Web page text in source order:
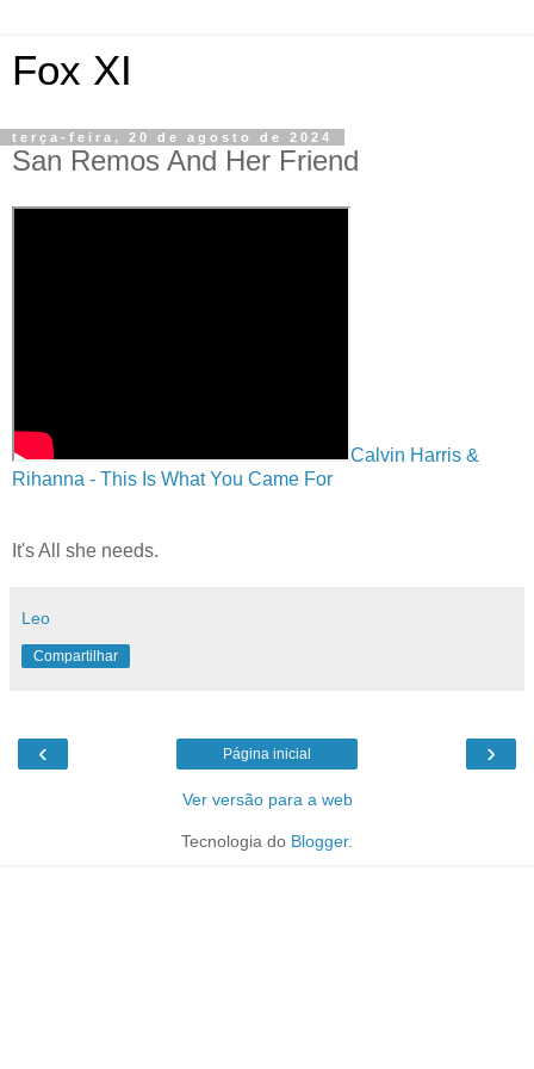
Fox XI
terça-feira, 20 de agosto de 2024
San Remos And Her Friend
Calvin Harris &
Rihanna - This Is What You Came For
It's All she needs.
Leo
Compartilhar
‹ ›
Página inicial
Ver versão para a web
Tecnologia do Blogger.